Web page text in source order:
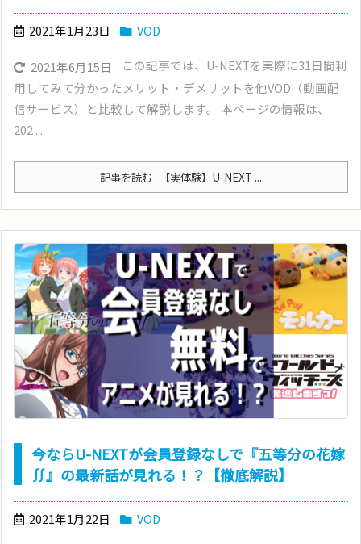
2021年1月23日 VOD
2021年6月15日
この記事では、U-NEXTを実際に31日間利
用してみて分かったメリット・デメリットを他VOD（動画配
信サービス）と比較して解説します。 本ページの情報は、
202 ...
記事を読む 【実体験】U-NEXT ...
今ならU-NEXTが会員登録なしで『五等分の花嫁
∬』の最新話が見れる！？【徹底解説】
2021年1月22日 VOD